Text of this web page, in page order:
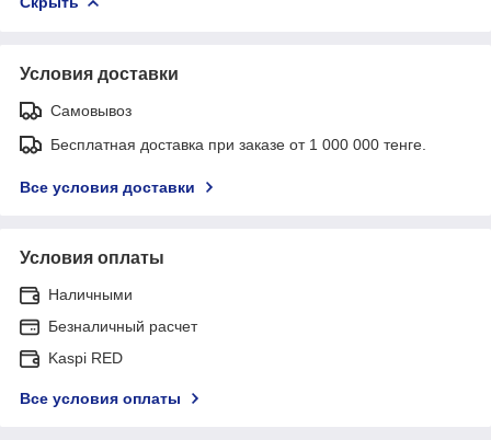
Условия доставки
Самовывоз
Бесплатная доставка при заказе от 1 000 000 тенге.
Все условия доставки
Условия оплаты
Наличными
Безналичный расчет
Kaspi RED
Все условия оплаты